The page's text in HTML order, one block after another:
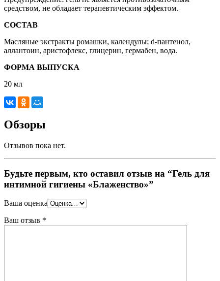
средством, не обладает терапевтическим эффектом.
СОСТАВ
Масляные экстракты ромашки, календулы; d-пантенол,
аллантоин, аристофлекс, глицерин, гермабен, вода.
ФОРМА ВЫПУСКА
20 мл
Обзоры
Отзывов пока нет.
Будьте первым, кто оставил отзыв на “Гель для
интимной гигиены «Блаженство»”
Ваша оценка
Ваш отзыв *